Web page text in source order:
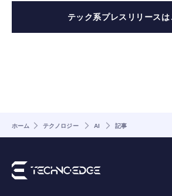
テック系プレスリリースは
ホーム テクノロジー AI 記事